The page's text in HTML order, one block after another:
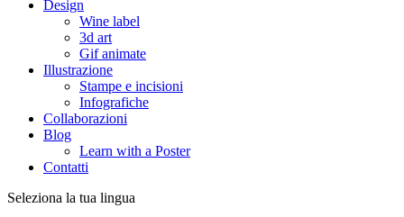
Design
Wine label
3d art
Gif animate
Illustrazione
Stampe e incisioni
Infografiche
Collaborazioni
Blog
Learn with a Poster
Contatti
Seleziona la tua lingua